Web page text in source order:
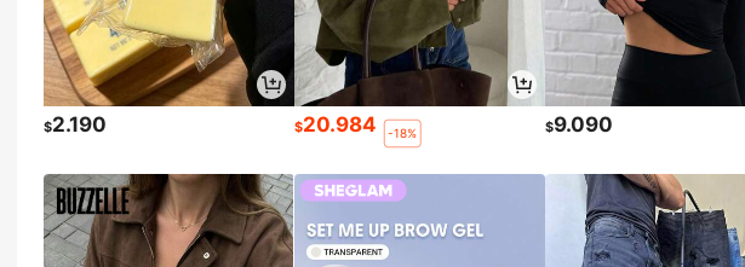
$2.190 $20.984 -18% $9.090